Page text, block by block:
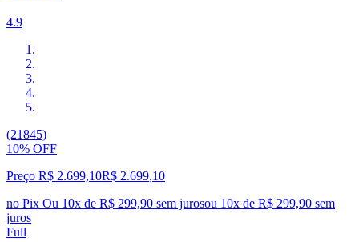
4.9
(21845)
10% OFF
Preço R$ 2.699,10R$ 2.699,10
no Pix Ou 10x de R$ 299,90 sem jurosou 10x de R$ 299,90 sem
juros
Full